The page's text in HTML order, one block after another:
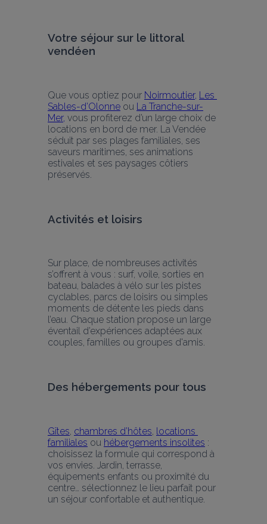
Votre séjour sur le littoral
vendéen
Que vous optiez pour Noirmoutier, Les
Sables-d’Olonne ou La Tranche-sur-
Mer, vous profiterez d’un large choix de
locations en bord de mer. La Vendée
séduit par ses plages familiales, ses
saveurs maritimes, ses animations
estivales et ses paysages côtiers
préservés.
Activités et loisirs
Sur place, de nombreuses activités
s’offrent à vous : surf, voile, sorties en
bateau, balades à vélo sur les pistes
cyclables, parcs de loisirs ou simples
moments de détente les pieds dans
l’eau. Chaque station propose un large
éventail d’expériences adaptées aux
couples, familles ou groupes d'amis.
Des hébergements pour tous
Gîtes chambres d’hôtes locations
familiales ou hébergements insolites :
choisissez la formule qui correspond à
vos envies. Jardin, terrasse,
équipements enfants ou proximité du
centre… sélectionnez le lieu parfait pour
un séjour confortable et authentique.